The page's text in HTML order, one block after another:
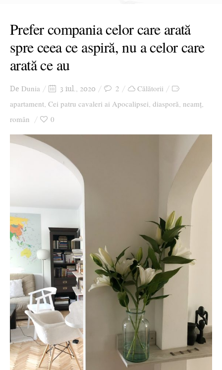
Prefer compania celor care arată
spre ceea ce aspiră, nu a celor care
arată ce au
De Dunia 3 iul., 2020 2
Călătorii
apartament, Cei patru cavaleri ai Apocalipsei, diasporă, neamț,
român 0